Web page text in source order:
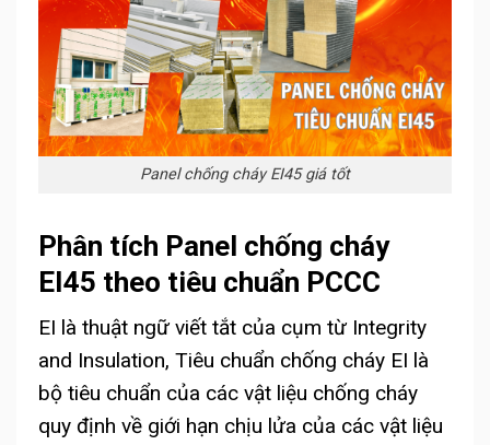
Panel chống cháy EI45 giá tốt
Phân tích Panel chống cháy
EI45 theo tiêu chuẩn PCCC
EI là thuật ngữ viết tắt của cụm từ Integrity
and Insulation, Tiêu chuẩn chống cháy EI là
bộ tiêu chuẩn của các vật liệu chống cháy
quy định về giới hạn chịu lửa của các vật liệu